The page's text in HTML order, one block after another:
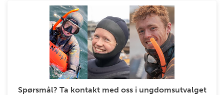
Spørsmål? Ta kontakt med oss i ungdomsutvalget